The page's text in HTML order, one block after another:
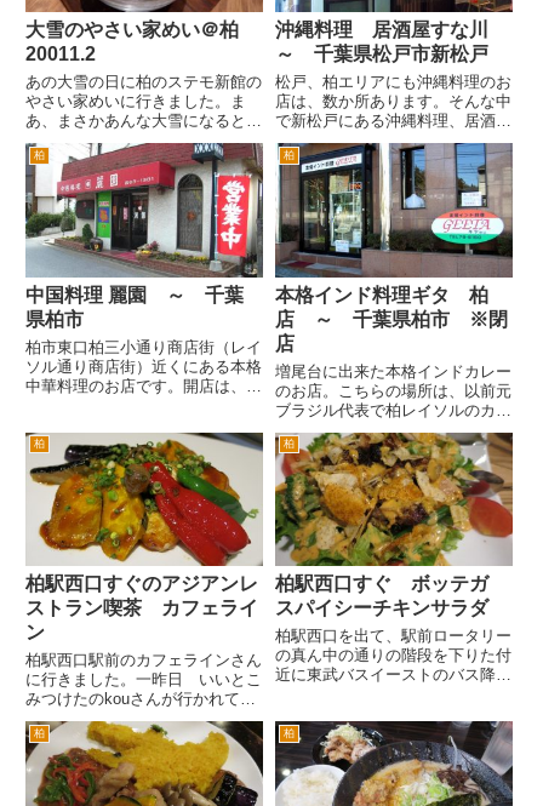
大雪のやさい家めい＠柏
20011.2
あの大雪の日に柏のステモ新館の
やさい家めいに行きました。ま
あ、まさかあんな大雪になるとは
思っても居ませんでした。 荒天
のお天気という予報だったので、
比較的すいていました。窓際の景
色のよい席に。 ちょうど青森祭
り開催中！！ とのことでしたの
で...
沖縄料理 居酒屋すな川
～ 千葉県松戸市新松戸
松戸、柏エリアにも沖縄料理のお
店は、数か所あります。そんな中
で新松戸にある沖縄料理、居酒屋
のすな川さんをご紹介します。
新松戸駅を出て線路沿いに一番左
手の道を松戸方面へ。居酒屋さん
の並ぶ中、はじめて右折できる路
地を入った左手です。駅から3
分...
柏
中国料理 麗園 ～ 千葉
県柏市
柏市東口柏三小通り商店街（レイ
ソル通り商店街）近くにある本格
中華料理のお店です。開店は、昭
周辺道路でも「麗園」とい看板く
らいはご覧になった記憶がある方
もいらっしゃるのではないで...
柏
本格インド料理ギタ 柏
店 ～ 千葉県柏市 ※閉
店
増尾台に出来た本格インドカレー
のお店。こちらの場所は、以前元
ブラジル代表で柏レイソルのカレ
カ選手がオーナーとしてブラジル
料理のお店だった場所です。 そ
の後数店のお店が入居していて現
在は、このカレー屋さんとなりま
した。 場所は、新柏の駅前と
お...
柏
柏駅西口すぐのアジアンレ
ストラン喫茶 カフェライ
ン
柏駅西口駅前のカフェラインさん
に行きました。一昨日 いいとこ
みつけたのkouさんが行かれてい
た記事をみて、訪問しました。
ランチタイムによく前は通るの
ですが、お昼時は女性でいつも満
席な雰囲気なんで、駅から近いけ
れど未訪問でした。 喫茶店、...
柏
柏駅西口すぐ ボッテガ
スパイシーチキンサラダ
柏駅西口を出て、駅前ロータリー
の真ん中の通りの階段を下りた付
近に東武バスイーストのバス降車
は、主に豊四季団地や国立柏がん
センターから来るバスが、ロータ
リーに入る前に乗客を降ろす場
所...
柏 柏